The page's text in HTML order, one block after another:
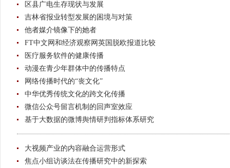
区县广电生存现状与发展
吉林省报业转型发展的困境与对策
他者媒介镜像下的她者
FT中文网和经济观察网英国脱欧报道比较
医疗服务软件的健康传播
动漫在青少年群体中的传播特点
网络传播时代的“丧文化”
中华优秀传统文化的跨文化传播
微信公众号留言机制的回声室效应
基于大数据的微博舆情研判指标体系研究
大视频产业的内容融合运营形式
焦点小组访谈法在传播研究中的新探索